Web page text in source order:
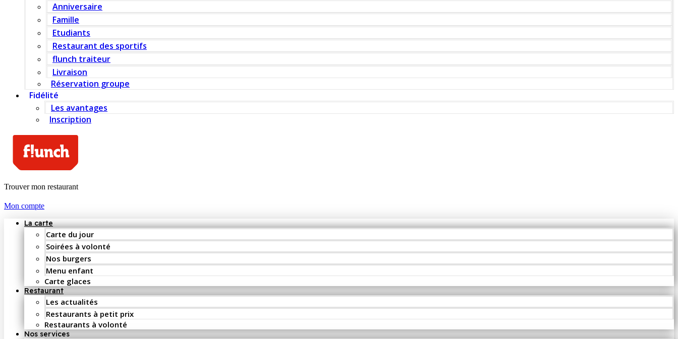
Anniversaire
Famille
Etudiants
Restaurant des sportifs
flunch traiteur
Livraison
Réservation groupe
Fidélité
Les avantages
Inscription
Trouver mon restaurant
Mon compte
La carte
Carte du jour
Soirées à volonté
Nos burgers
Menu enfant
Carte glaces
Restaurant
Les actualités
Restaurants à petit prix
Restaurants à volonté
Nos services